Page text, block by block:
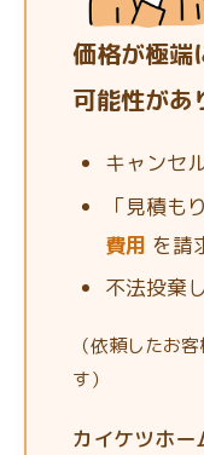
価格が極端
可能性があ
キャンセ
「見積も
費用 を請
不法投棄
（依頼したお
す）
カイケツホー